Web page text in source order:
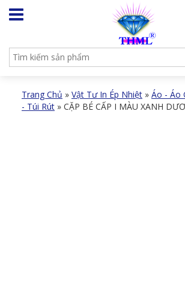
Trang Chủ » Vật Tư In Ép Nhiệt » Áo - Áo
- Túi Rút » CẶP BÉ CẤP I MÀU XANH